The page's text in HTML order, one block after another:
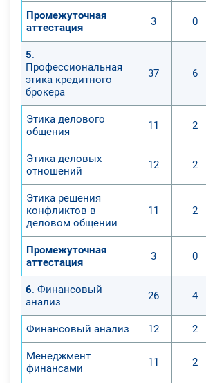
Промежуточная
аттестация
3 0
5.
Профессиональная
этика кредитного
брокера
37 6
Этика делового
общения
11 2
Этика деловых
отношений
12 2
Этика решения
конфликтов в
деловом общении
11 2
Промежуточная
аттестация
3 0
6. Финансовый
анализ
26 4
Финансовый анализ 12 2
Менеджмент
финансами
11 2